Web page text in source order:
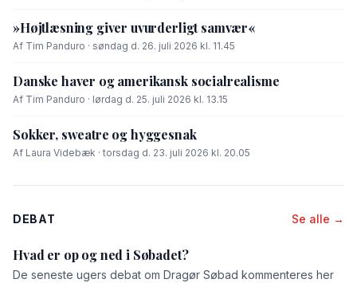
»Højtlæsning giver uvurderligt samvær«
Af Tim Panduro · søndag d. 26. juli 2026 kl. 11.45
Danske haver og amerikansk socialrealisme
Af Tim Panduro · lørdag d. 25. juli 2026 kl. 13.15
Sokker, sweatre og hyggesnak
Af Laura Videbæk · torsdag d. 23. juli 2026 kl. 20.05
DEBAT Se alle →
Hvad er op og ned i Søbadet?
De seneste ugers debat om Dragør Søbad kommenteres her